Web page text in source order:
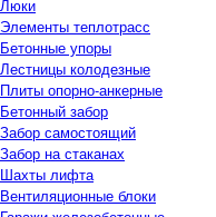
Люки
Элементы теплотрасс
Бетонные упоры
Лестницы колодезные
Плиты опорно-анкерные
Бетонный забор
Забор самостоящий
Забор на стаканах
Шахты лифта
Вентиляционные блоки